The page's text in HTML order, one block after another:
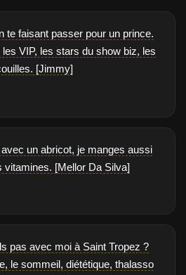
te faisant passer pour un prince.
VIP, les stars du show biz, les
[Jimmy]
un abricot, je manges aussi
vitamines. [Mellor Da Silva]
pas avec moi à Saint Tropez ?
le sommeil, diététique, thalasso